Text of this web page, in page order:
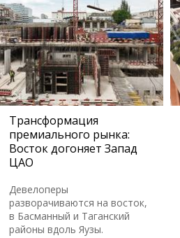
Трансформация
премиального рынка:
Восток догоняет Запад
ЦАО
Девелоперы
разворачиваются на восток,
в Басманный и Таганский
районы вдоль Яузы.